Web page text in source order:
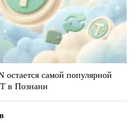
остается самой популярной
в Познани